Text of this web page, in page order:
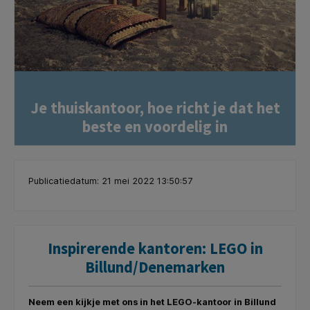
Je thuiskantoor, hoe richt je dat het
beste en voordelig in
Publicatiedatum: 21 mei 2022 13:50:57
Inspirerende kantoren: LEGO in
Billund/Denemarken
Neem een kijkje met ons in het LEGO-kantoor in Billund